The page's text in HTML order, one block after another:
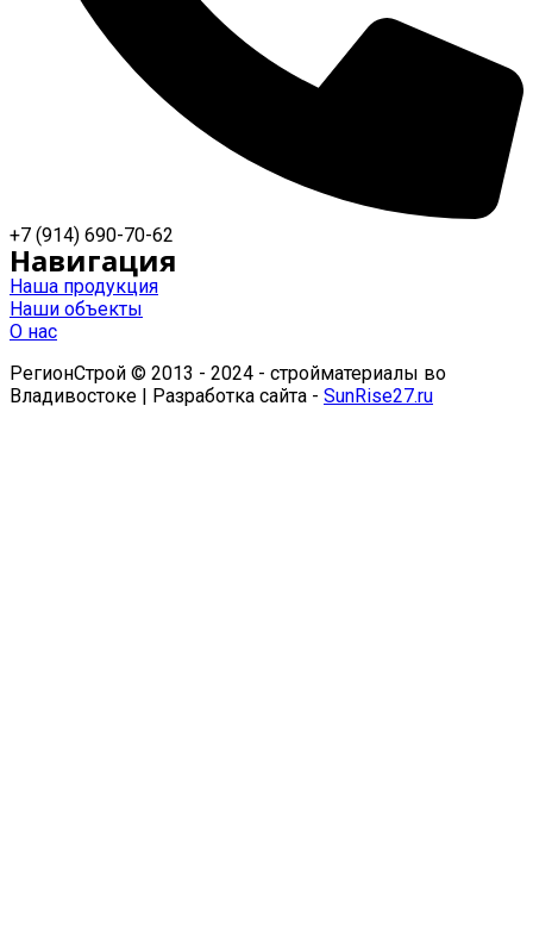
+7 (914) 690-70-62
Навигация
Наша продукция
Наши объекты
О нас
РегионСтрой © 2013 - 2024 - стройматериалы во
Владивостоке | Разработка сайта - SunRise27.ru